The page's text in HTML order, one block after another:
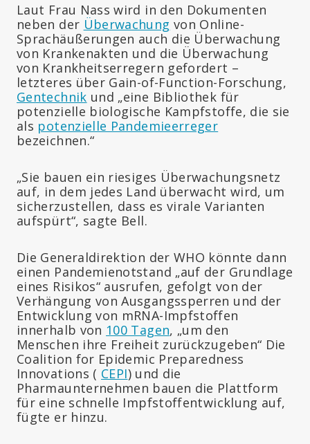
Laut Frau Nass wird in den Dokumenten
neben der Überwachung von Online-
Sprachäußerungen auch die Überwachung
von Krankenakten und die Überwachung
von Krankheitserregern gefordert –
letzteres über Gain-of-Function-Forschung,
Gentechnik und „eine Bibliothek für
potenzielle biologische Kampfstoffe, die sie
als potenzielle Pandemieerreger
bezeichnen.“
„Sie bauen ein riesiges Überwachungsnetz
auf, in dem jedes Land überwacht wird, um
sicherzustellen, dass es virale Varianten
aufspürt“, sagte Bell.
Die Generaldirektion der WHO könnte dann
einen Pandemienotstand „auf der Grundlage
eines Risikos“ ausrufen, gefolgt von der
Verhängung von Ausgangssperren und der
Entwicklung von mRNA-Impfstoffen
innerhalb von 100 Tagen, „um den
Menschen ihre Freiheit zurückzugeben“ Die
Coalition for Epidemic Preparedness
Innovations ( CEPI) und die
Pharmaunternehmen bauen die Plattform
für eine schnelle Impfstoffentwicklung auf,
fügte er hinzu.